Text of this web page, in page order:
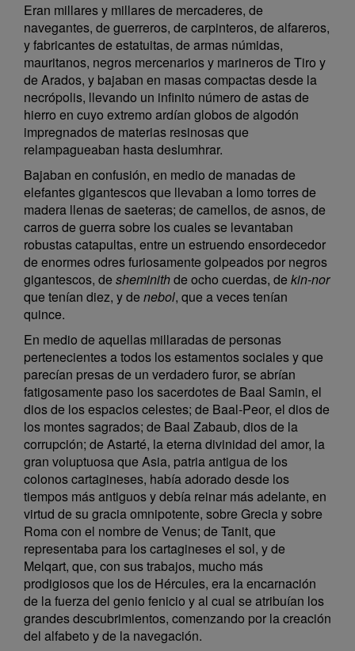
Eran millares y millares de mercaderes, de
navegantes, de guerreros, de carpinteros, de alfareros,
y fabricantes de estatuitas, de armas númidas,
mauritanos, negros mercenarios y marineros de Tiro y
de Arados, y bajaban en masas compactas desde la
necrópolis, llevando un infinito número de astas de
hierro en cuyo extremo ardían globos de algodón
impregnados de materias resinosas que
relampagueaban hasta deslumhrar.
Bajaban en confusión, en medio de manadas de
elefantes gigantescos que llevaban a lomo torres de
madera llenas de saeteras; de camellos, de asnos, de
carros de guerra sobre los cuales se levantaban
robustas catapultas, entre un estruendo ensordecedor
de enormes odres furiosamente golpeados por negros
gigantescos, de sheminithde ocho cuerdas, de kin-nor
que tenían diez, y de nebol, que a veces tenían
quince.
En medio de aquellas millaradas de personas
pertenecientes a todos los estamentos sociales y que
parecían presas de un verdadero furor, se abrían
fatigosamente paso los sacerdotes de Baal Samin, el
dios de los espacios celestes; de Baal-Peor, el dios de
los montes sagrados; de Baal Zabaub, dios de la
corrupción; de Astarté, la eterna divinidad del amor, la
gran voluptuosa que Asia, patria antigua de los
colonos cartagineses, había adorado desde los
tiempos más antiguos y debía reinar más adelante, en
virtud de su gracia omnipotente, sobre Grecia y sobre
Roma con el nombre de Venus; de Tanit, que
representaba para los cartagineses el sol, y de
Melqart, que, con sus trabajos, mucho más
prodigiosos que los de Hércules, era la encarnación
de la fuerza del genio fenicio y al cual se atribuían los
grandes descubrimientos, comenzando por la creación
del alfabeto y de la navegación.